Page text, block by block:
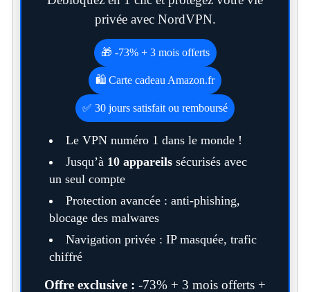
privée avec NordVPN.
🎁 -73% + 3 mois offerts
🛍️ Carte cadeau Amazon.fr
✅ 30 jours satisfait ou remboursé
Le VPN numéro 1 dans le monde !
Jusqu’à 10 appareilssécurisés avec
un seul compte
Protection avancée : anti-phishing,
blocage des malwares
Navigation privée : IP masquée, trafic
chiffré
Offre exclusive : -73% + 3 mois offerts +